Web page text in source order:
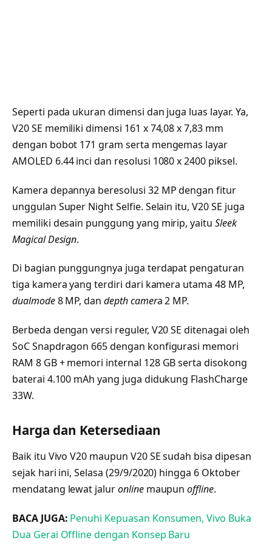
Seperti pada ukuran dimensi dan juga luas layar. Ya,
V20 SE memiliki dimensi 161 x 74,08 x 7,83 mm
dengan bobot 171 gram serta mengemas layar
AMOLED 6.44 inci dan resolusi 1080 x 2400 piksel.
Kamera depannya beresolusi 32 MP dengan fitur
unggulan Super Night Selfie. Selain itu, V20 SE juga
memiliki desain punggung yang mirip, yaitu Sleek
Magical Design.
Di bagian punggungnya juga terdapat pengaturan
tiga kamera yang terdiri dari kamera utama 48 MP,
dualmode8 MP, dandepth camera 2 MP.
Berbeda dengan versi reguler, V20 SE ditenagai oleh
SoC Snapdragon 665 dengan konfigurasi memori
RAM 8 GB + memori internal 128 GB serta disokong
baterai 4.100 mAh yang juga didukung FlashCharge
33W.
Harga dan Ketersediaan
Baik itu Vivo V20 maupun V20 SE sudah bisa dipesan
sejak hari ini, Selasa (29/9/2020) hingga 6 Oktober
mendatang lewat jaluronlinemaupun offline.
BACA JUGA: Penuhi Kepuasan Konsumen, Vivo Buka
Dua Gerai Offline dengan Konsep Baru